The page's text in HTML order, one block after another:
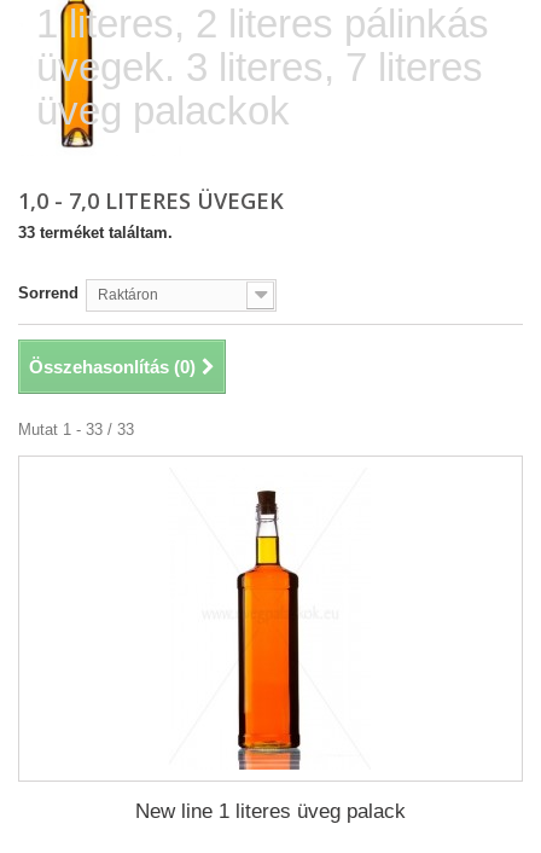
1 literes, 2 literes pálinkás
üvegek. 3 literes, 7 literes
üveg palackok
1,0 - 7,0 LITERES ÜVEGEK
33 terméket találtam.
Sorrend Raktáron
Összehasonlítás (0)
Mutat 1 - 33 / 33
New line 1 literes üveg palack